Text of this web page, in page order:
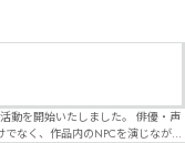
始いたしました。 俳優・声
なく、作品内のNPCを演じなが